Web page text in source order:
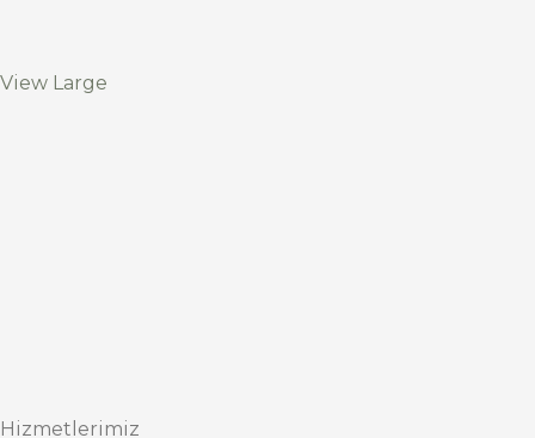
View Large
Hizmetlerimiz